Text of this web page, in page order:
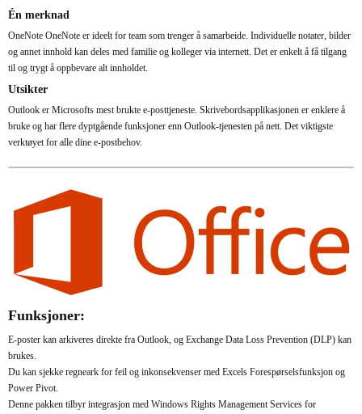
Én merknad
OneNote OneNote er ideelt for team som trenger å samarbeide. Individuelle notater, bilder
og annet innhold kan deles med familie og kolleger via internett. Det er enkelt å få tilgang
til og trygt å oppbevare alt innholdet.
Utsikter
Outlook er Microsofts mest brukte e-posttjeneste. Skrivebordsapplikasjonen er enklere å
bruke og har flere dyptgående funksjoner enn Outlook-tjenesten på nett. Det viktigste
verktøyet for alle dine e-postbehov.
Funksjoner:
E-poster kan arkiveres direkte fra Outlook, og Exchange Data Loss Prevention (DLP) kan
brukes.
Du kan sjekke regneark for feil og inkonsekvenser med Excels Forespørselsfunksjon og
Power Pivot.
Denne pakken tilbyr integrasjon med Windows Rights Management Services for